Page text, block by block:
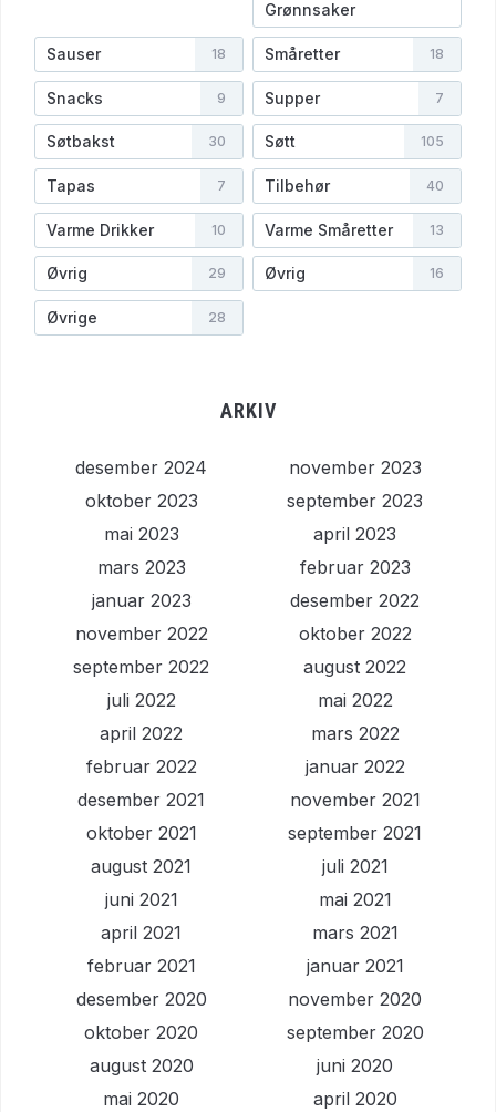
Grønnsaker
Sauser 18 Småretter 18
Snacks 9 Supper 7
Søtbakst 30 Søtt 105
Tapas 7 Tilbehør 40
Varme Drikker 10 Varme Småretter 13
Øvrig 29 Øvrig 16
Øvrige 28
ARKIV
desember 2024
november 2023
oktober 2023
september 2023
mai 2023
april 2023
mars 2023
februar 2023
januar 2023
desember 2022
november 2022
oktober 2022
september 2022
august 2022
juli 2022
mai 2022
april 2022
mars 2022
februar 2022
januar 2022
desember 2021
november 2021
oktober 2021
september 2021
august 2021
juli 2021
juni 2021
mai 2021
april 2021
mars 2021
februar 2021
januar 2021
desember 2020
november 2020
oktober 2020
september 2020
august 2020
juni 2020
mai 2020
april 2020